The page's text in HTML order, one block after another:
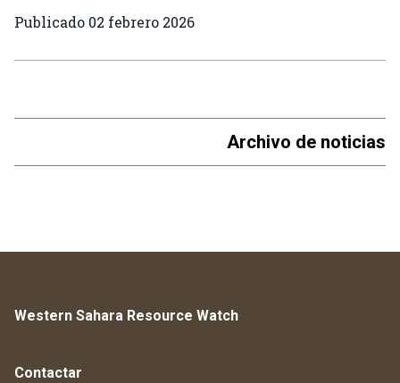
Publicado 02 febrero 2026
Archivo de noticias
Western Sahara Resource Watch
Contactar